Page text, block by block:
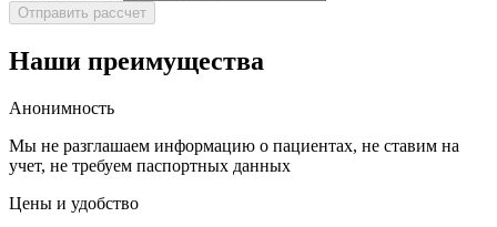
Отправить рассчет
Наши преимущества
Анонимность
Мы не разглашаем информацию о пациентах, не ставим на
учет, не требуем паспортных данных
Цены и удобство